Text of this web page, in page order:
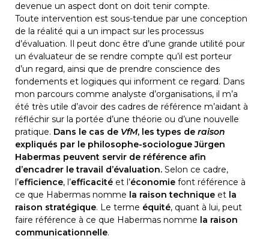
devenue un aspect dont on doit tenir compte.
Toute intervention est sous-tendue par une conception
de la réalité qui a un impact sur les processus
d’évaluation. Il peut donc être d’une grande utilité pour
un évaluateur de se rendre compte qu’il est porteur
d’un regard, ainsi que de prendre conscience des
fondements et logiques qui informent ce regard. Dans
mon parcours comme analyste d’organisations, il m’a
été très utile d’avoir des cadres de référence m’aidant à
réfléchir sur la portée d’une théorie ou d’une nouvelle
pratique. Dans le cas de VfM, les types de raison
expliqués par le philosophe-sociologue Jürgen
Habermas peuvent servir de référence afin
d’encadrer le travail d’évaluation. Selon ce cadre,
l’efficience, l’efficacité et l’économie font référence à
ce que Habermas nomme la raison technique et la
raison stratégique. Le terme équité, quant à lui, peut
faire référence à ce que Habermas nomme la raison
communicationnelle.